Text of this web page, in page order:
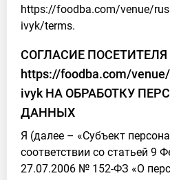
https://foodba.com/venue/
ivyk/terms.
СОГЛАСИЕ
https://foodba.com/
ivyk НА ОБРАБОТКУ
ДАННЫХ
Я (далее – «Субъект
соответствии со статьей 9
27.07.2006 № 152-ФЗ «О